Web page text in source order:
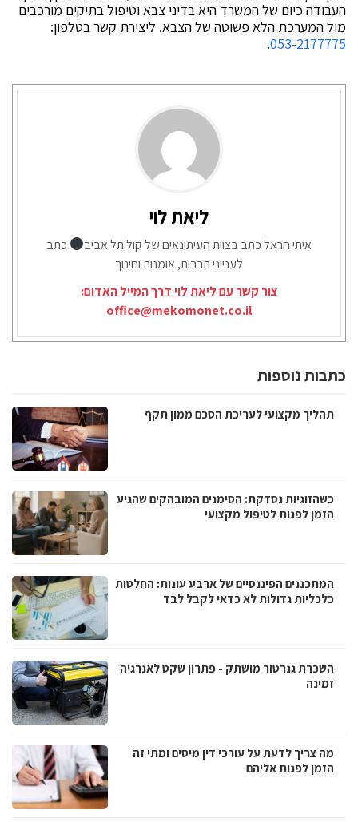
העבודה כיום של המשרד היא בדיני צבא וטיפול בתיקים מורכבים
מול המערכת הלא פשוטה של הצבא. ליצירת קשר בטלפון:
053-2177775
.
ליאת לוי
איתי הראל כתב בצוות העיתונאים של קול תל אביב
כתב
לענייני תרבות, אומנות וחינוך
צור קשר עם ליאת לוי דרך המייל האדום:
office@mekomonet.co.il
כתבות נוספות
תהליך מקצועי לעריכת הסכם ממון תקף
כשהזוגיות נסדקת: הסימנים המובהקים שהגיע
הזמן לפנות לטיפול מקצועי
המתכננים הפיננסיים של ארבע עונות: החלטות
כלכליות גדולות לא כדאי לקבל לבד
השכרת גנרטור מושתק - פתרון שקט לאנרגיה
זמינה
מה צריך לדעת על עורכי דין מיסים ומתי זה
הזמן לפנות אליהם